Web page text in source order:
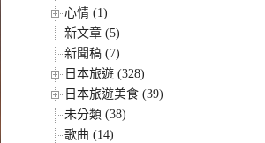
心情 (1)
新文章 (5)
新聞稿 (7)
日本旅遊 (328)
日本旅遊美食 (39)
未分類 (38)
歌曲 (14)